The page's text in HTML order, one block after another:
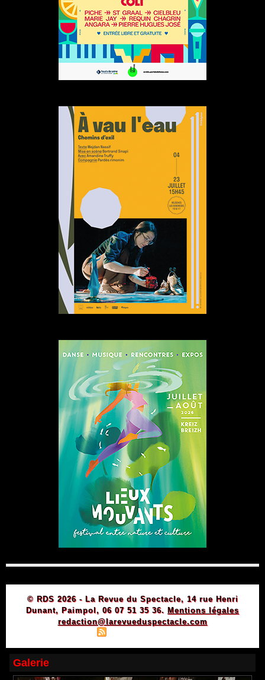
© RDS 2026 - La Revue du Spectacle, 14 rue Henri
Dunant, Paimpol, 06 07 51 35 36. Mentions légales
redaction@larevueduspectacle.com
Galerie